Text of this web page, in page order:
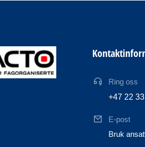
Ring oss
+47 22
E-post
Bruk